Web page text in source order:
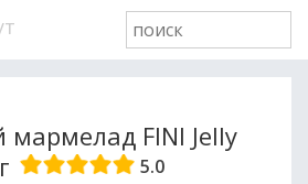
FINI Jelly
5.0